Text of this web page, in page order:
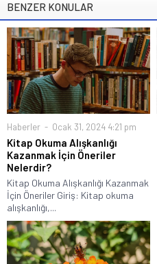
BENZER KONULAR
Haberler Ocak 31, 2024 4:21 pm
Kitap Okuma Alışkanlığı
Kazanmak İçin Öneriler
Nelerdir?
Kitap Okuma Alışkanlığı Kazanmak
İçin Öneriler Giriş: Kitap okuma
alışkanlığı,...